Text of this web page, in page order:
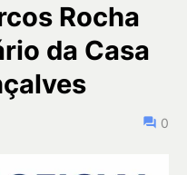
Rocha
da Casa
0